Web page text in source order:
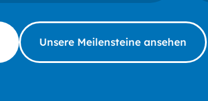
Unsere Meilensteine ansehen